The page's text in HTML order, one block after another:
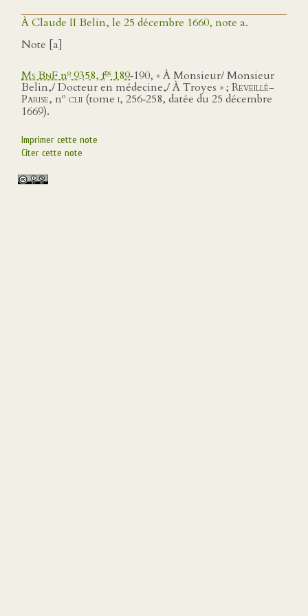
À Claude II Belin, le 25 décembre 1660, note a.
Note [a]
Ms BnFno9358, fos189‑190, « À Monsieur/ Monsieur
Belin,/ Docteur en médecine,/ À Troyes » ; Reveillé-
Parise, no clii (tome i, 256‑258, datée du 25 décembre
1669).
Imprimer cette note
Citer cette note